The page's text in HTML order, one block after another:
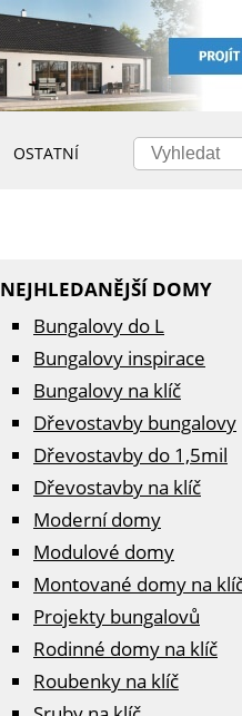
OSTATNÍ
NEJHLEDANĚJŠÍ DOMY
Bungalovy do L
Bungalovy inspirace
Bungalovy na klíč
Dřevostavby bungalovy
Dřevostavby do 1,5mil
Dřevostavby na klíč
Moderní domy
Modulové domy
Montované domy na
Projekty bungalovů
Rodinné domy na klíč
Roubenky na klíč